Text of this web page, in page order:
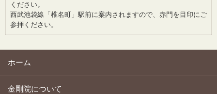
ください。
西武池袋線「椎名町」駅前に案内されますので、赤門を目印にご
参拝ください。
ホーム
金剛院について